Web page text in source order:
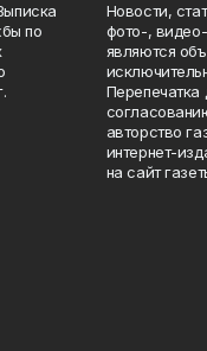
по
Новости,
фото-,
являются
Перепечатка
авторство
интернет-
на сайт